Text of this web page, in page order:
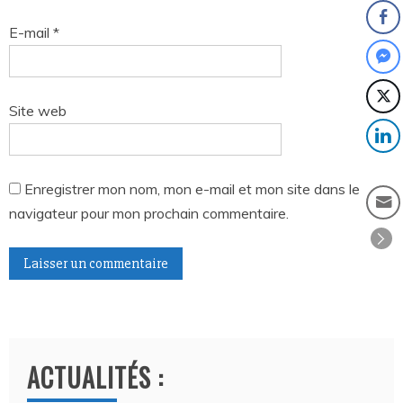
E-mail *
Site web
Enregistrer mon nom, mon e-mail et mon site dans le
navigateur pour mon prochain commentaire.
ACTUALITÉS :